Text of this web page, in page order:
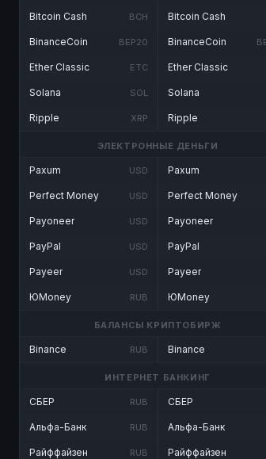
Bitcoin Cash BCH
BinanceCoin BEP20
Ether Classic ETC
Solana SOL
Ripple XRP
Bitcoin Cash
BinanceCoin
Ether Classic
Solana
Ripple
ЭЛЕКТРОННЫЕ ДЕНЬГИ
Paxum USD
Perfect Money USD
Payoneer USD
PayPal USD
Payeer USD
ЮMoney RUB
Paxum
Perfect Money
Payoneer
PayPal
Payeer
ЮMoney
БАЛАНСЫ КРИПТОБИРЖ
Binance RUB Binance
ИНТЕРНЕТ БАНКИНГ
СБЕР RUB
Альфа-Банк RUB
Райффайзен RUB
СБЕР
Альфа-Банк
Райффайзен